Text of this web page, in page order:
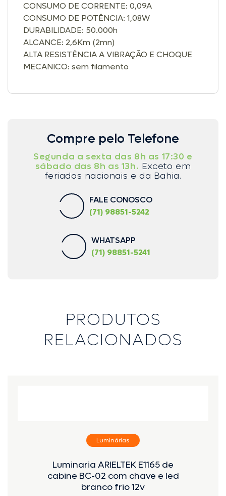
CONSUMO DE CORRENTE: 0,09A
CONSUMO DE POTÊNCIA: 1,08W
DURABILIDADE: 50.000h
ALCANCE: 2,6Km (2mn)
ALTA RESISTÊNCIA A VIBRAÇÃO E CHOQUE
MECANICO: sem filamento
Compre pelo Telefone
Segunda a sexta das 8h as 17:30 e
sábado das 8h as 13h. Exceto em
feriados nacionais e da Bahia.
FALE CONOSCO
(71) 98851-5242
WHATSAPP
(71) 98851-5241
PRODUTOS
RELACIONADOS
Luminárias
Luminaria ARIELTEK E1165 de
cabine BC-02 com chave e led
branco frio 12v